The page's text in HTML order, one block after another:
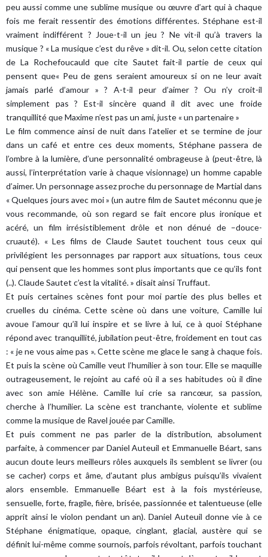
peu aussi comme une sublime musique ou œuvre d’art qui à chaque
fois me ferait ressentir des émotions différentes. Stéphane est-il
vraiment indifférent ? Joue-t-il un jeu ? Ne vit-il qu’à travers la
musique ? « La musique c’est du rêve » dit-il. Ou, selon cette citation
de La Rochefoucauld que cite Sautet fait-il partie de ceux qui
pensent que« Peu de gens seraient amoureux si on ne leur avait
jamais parlé d’amour » ? A-t-il peur d’aimer ? Ou n’y croit-il
simplement pas ? Est-il sincère quand il dit avec une froide
tranquillité que Maxime n’est pas un ami, juste « un partenaire »
Le film commence ainsi de nuit dans l’atelier et se termine de jour
dans un café et entre ces deux moments, Stéphane passera de
l’ombre à la lumière, d’une personnalité ombrageuse à (peut-être, là
aussi, l’interprétation varie à chaque visionnage) un homme capable
d’aimer. Un personnage assez proche du personnage de Martial dans
« Quelques jours avec moi » (un autre film de Sautet méconnu que je
vous recommande, où son regard se fait encore plus ironique et
acéré, un film irrésistiblement drôle et non dénué de –douce-
cruauté). « Les films de Claude Sautet touchent tous ceux qui
privilégient les personnages par rapport aux situations, tous ceux
qui pensent que les hommes sont plus importants que ce qu’ils font
(..). Claude Sautet c’est la vitalité. » disait ainsi Truffaut.
Et puis certaines scènes font pour moi partie des plus belles et
cruelles du cinéma. Cette scène où dans une voiture, Camille lui
avoue l’amour qu’il lui inspire et se livre à lui, ce à quoi Stéphane
répond avec tranquillité, jubilation peut-être, froidement en tout cas
: « je ne vous aime pas ». Cette scène me glace le sang à chaque fois.
Et puis la scène où Camille veut l’humilier à son tour. Elle se maquille
outrageusement, le rejoint au café où il a ses habitudes où il dîne
avec son amie Hélène. Camille lui crie sa rancœur, sa passion,
cherche à l’humilier. La scène est tranchante, violente et sublime
comme la musique de Ravel jouée par Camille.
Et puis comment ne pas parler de la distribution, absolument
parfaite, à commencer par Daniel Auteuil et Emmanuelle Béart, sans
aucun doute leurs meilleurs rôles auxquels ils semblent se livrer (ou
se cacher) corps et âme, d’autant plus ambigus puisqu’ils vivaient
alors ensemble. Emmanuelle Béart est à la fois mystérieuse,
sensuelle, forte, fragile, fière, brisée, passionnée et talentueuse (elle
apprit ainsi le violon pendant un an). Daniel Auteuil donne vie à ce
Stéphane énigmatique, opaque, cinglant, glacial, austère qui se
définit lui-même comme sournois, parfois révoltant, parfois touchant